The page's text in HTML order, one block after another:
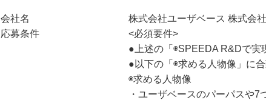
会社名
株式会社ユーザベース 株式会
応募条件
<必須要件>
●上述の「◉SPEEDA R&Dで実
●以下の「◉求める人物像」に
◉求める人物像
・ユーザベースのパーパスや